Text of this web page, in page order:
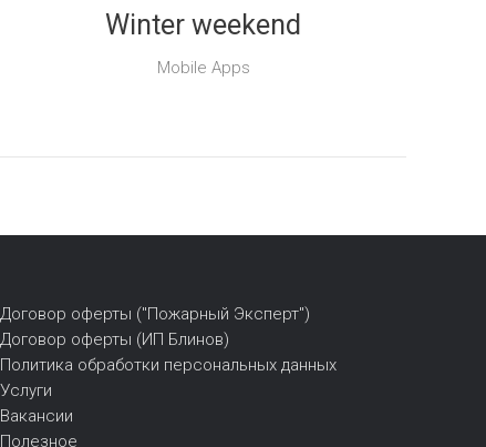
Winter weekend
Mobile Apps
Договор оферты ("Пожарный Эксперт")
Договор оферты (ИП Блинов)
Политика обработки персональных данных
Услуги
Вакансии
Полезное